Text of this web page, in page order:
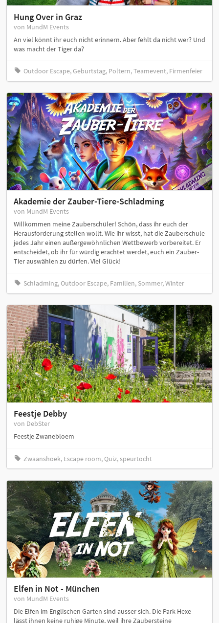
Hung Over in Graz
von MundM Events
An viel könnt ihr euch nicht erinnern. Aber fehlt da nicht wer? Und
was macht der Tiger da?
Outdoor Escape, Geburtstag, Poltern, Teamevent, Firmenfeier
Akademie der Zauber-Tiere-Schladming
von MundM Events
Willkommen meine Zauberschüler! Schön, dass ihr euch der
Herausforderung stellen wollt. Wie ihr wisst, hat die Zauberschule
jedes Jahr einen außergewöhnlichen Wettbewerb vorbereitet. Er
entscheidet, ob ihr für würdig erachtet werdet, euch ein Zauber-
Tier auswählen zu dürfen. Viel Glück!
Schladming, Outdoor Escape, Familien, Sommer, Winter
Feestje Debby
von DebSter
Feestje Zwanebloem
Zwaanshoek, Escape room, Quiz, speurtocht
Elfen in Not - München
von MundM Events
Die Elfen im Englischen Garten sind ausser sich. Die Park-Hexe
lässt ihnen keine ruhige Minute, weil ihre Zaubersteine